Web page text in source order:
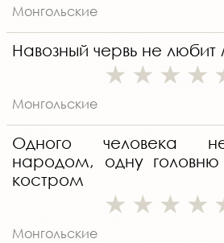
Монгольские
Навозный червь не
Монгольские
Одного человека
народом, одну головню
костром
Монгольские